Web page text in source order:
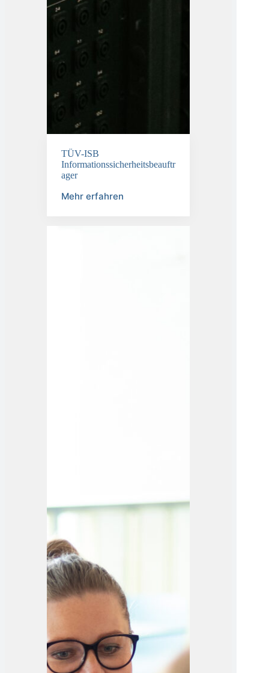
TÜV-ISB
Informationssicherheitsbeauftr
ager
Mehr erfahren